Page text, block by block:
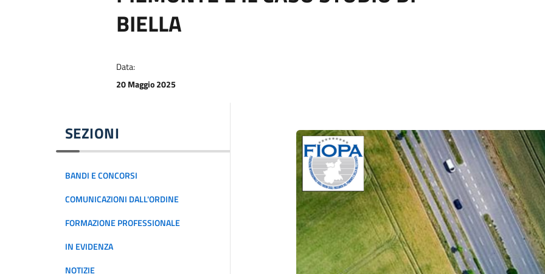
BIELLA
Data:
20 Maggio 2025
SEZIONI
BANDI E CONCORSI
COMUNICAZIONI DALL'ORDINE
FORMAZIONE PROFESSIONALE
IN EVIDENZA
NOTIZIE